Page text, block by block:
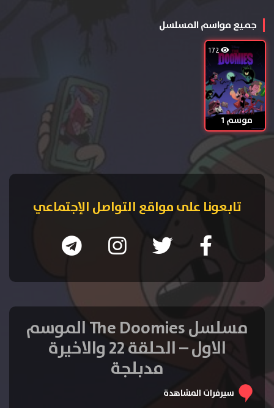
جميع مواسم المسلسل
172
موسم 1
تابعونا على مواقع التواصل الإجتماعي
مسلسل The Doomies الموسم
الاول – الحلقة 22 والاخيرة
مدبلجة
سيرفرات المشاهدة